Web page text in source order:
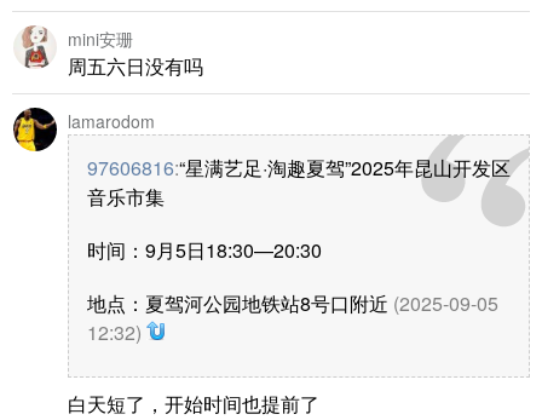
mini安珊
周五六日没有吗
lamarodom
97606816:“星满艺足·淘趣夏驾”2025年昆山开发区
音乐市集
时间：9月5日18:30—20:30
地点：夏驾河公园地铁站8号口附近 (2025-09-05
12:32)
白天短了，开始时间也提前了